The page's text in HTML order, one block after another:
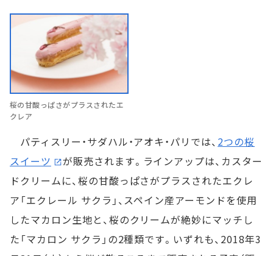
桜の甘酸っぱさがプラスされたエ
クレア
パティスリー・サダハル・アオキ・パリでは、 2つの桜
スイーツ
が販売されます。ラインアップは、カスター
ドクリームに、桜の甘酸っぱさがプラスされたエクレ
ア「エクレール サクラ」、スペイン産アーモンドを使用
したマカロン生地と、桜のクリームが絶妙にマッチし
た「マカロン サクラ」の2種類です。いずれも、2018年3